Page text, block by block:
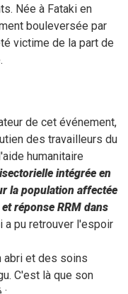
Née à Fataki en
bouleversée par
victime de la part de
de cet événement,
des travailleurs du
humanitaire
intégrée en
la population affectée
réponse RRM dans
a pu retrouver l'espoir
abri et des soins
C'est là que son